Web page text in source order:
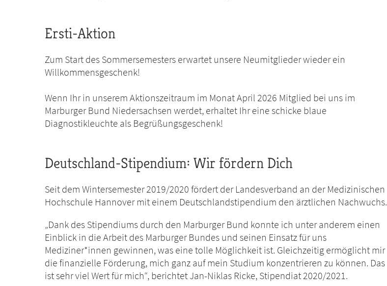
Ersti-Aktion
Zum Start des Sommersemesters erwartet unsere Neumitglieder wieder ein
Willkommensgeschenk!
Wenn Ihr in unserem Aktionszeitraum im Monat April 2026 Mitglied bei uns im
Marburger Bund Niedersachsen werdet, erhaltet Ihr eine schicke blaue
Diagnostikleuchte als Begrüßungsgeschenk!
Deutschland-Stipendium: Wir fördern Dich
Seit dem Wintersemester 2019/2020 fördert der Landesverband an der Medizinischen
Hochschule Hannover mit einem Deutschlandstipendium den ärztlichen Nachwuchs.
„Dank des Stipendiums durch den Marburger Bund konnte ich unter anderem einen
Einblick in die Arbeit des Marburger Bundes und seinen Einsatz für uns
Mediziner*innen gewinnen, was eine tolle Möglichkeit ist. Gleichzeitig ermöglicht mir
die finanzielle Förderung, mich ganz auf mein Studium konzentrieren zu können. Das
ist sehr viel Wert für mich“, berichtet Jan-Niklas Ricke, Stipendiat 2020/2021.